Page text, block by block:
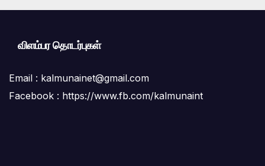
விளம்பர தொடர்புகள்
Email : kalmunainet@gmail.com
Facebook : https://www.fb.com/kalmunaint